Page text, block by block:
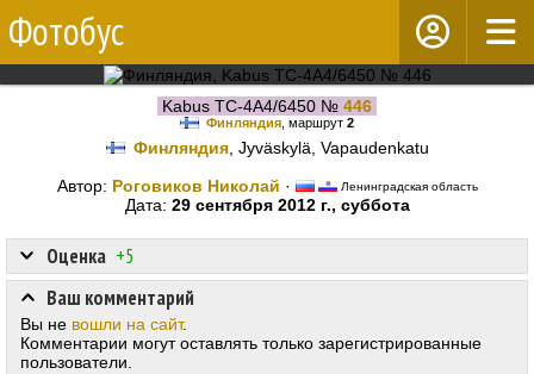
Фотобус
Kabus TC-4A4/6450 № 446
Финляндия , маршрут 2
Финляндия, Jyväskylä, Vapaudenkatu
Автор: Роговиков Николай · Ленинградская область
Дата: 29 сентября 2012 г., суббота
Оценка +5
Ваш комментарий
Вы не вошли на сайт.
Комментарии могут оставлять только зарегистрированные
пользователи.